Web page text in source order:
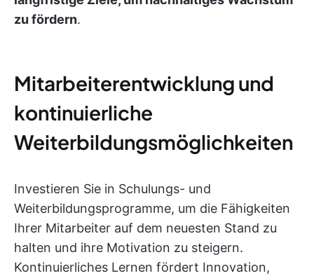
zu fördern.
Mitarbeiterentwicklung und
kontinuierliche
Weiterbildungsmöglichkeiten
Investieren Sie in Schulungs- und
Weiterbildungsprogramme, um die Fähigkeiten
Ihrer Mitarbeiter auf dem neuesten Stand zu
halten und ihre Motivation zu steigern.
Kontinuierliches Lernen fördert Innovation,